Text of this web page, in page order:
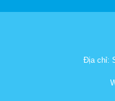
Địa chỉ: